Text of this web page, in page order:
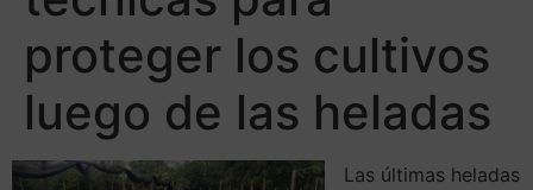
proteger los cultivos
luego de las heladas
Las últimas heladas